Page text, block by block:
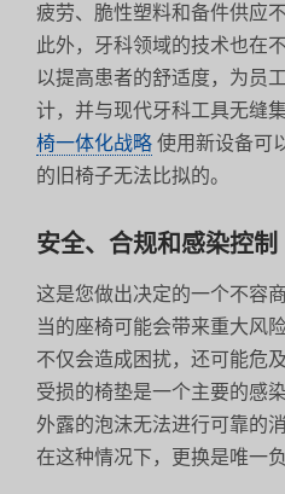
疲劳、脆性塑料和备件供应
此外，牙科领域的技术也在
以提高患者的舒适度，为员
计，并与现代牙科工具无缝
椅一体化战略 使用新设备可
的旧椅子无法比拟的。
安全、合规和感染控制
这是您做出决定的一个不容
当的座椅可能会带来重大风
不仅会造成困扰，还可能危
受损的椅垫是一个主要的感
外露的泡沫无法进行可靠的
在这种情况下，更换是唯一